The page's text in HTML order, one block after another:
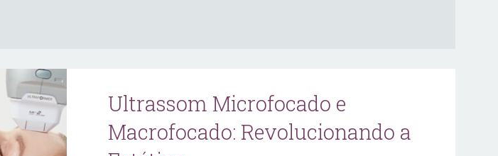
Ultrassom Microfocado e
Macrofocado: Revolucionando a